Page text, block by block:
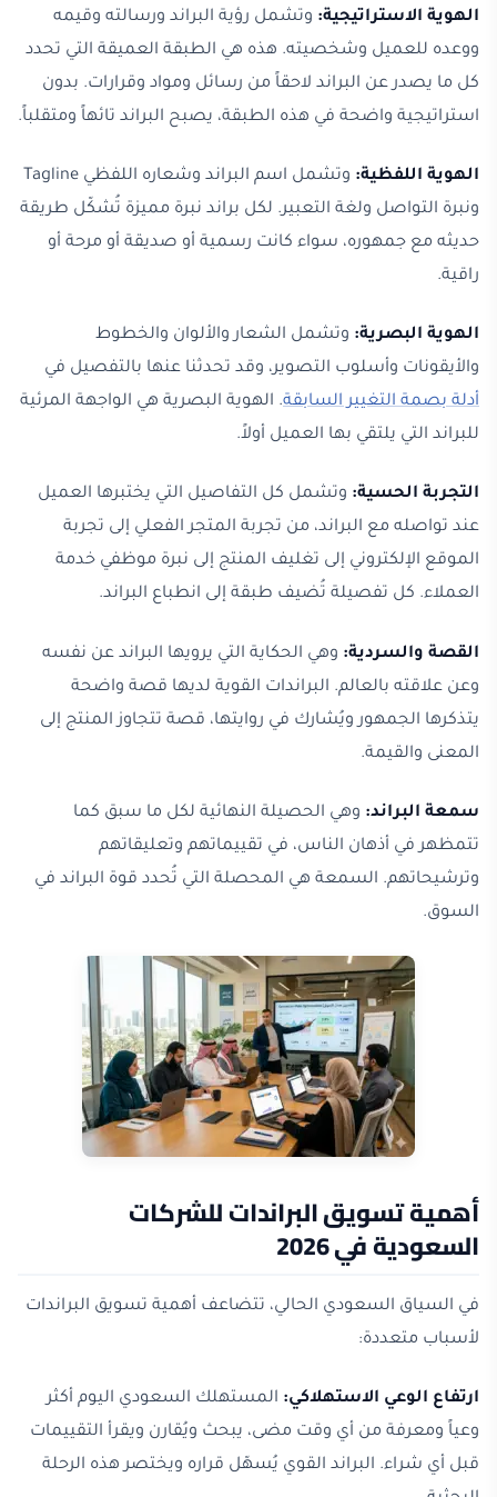
الهوية الاستراتيجية: وتشمل رؤية البراند ورسالته وقيمه
ووعده للعميل وشخصيته. هذه هي الطبقة العميقة التي تحدد
كل ما يصدر عن البراند لاحقاً من رسائل ومواد وقرارات. بدون
استراتيجية واضحة في هذه الطبقة، يصبح البراند تائهاً ومتقلباً.
الهوية اللفظية:
وتشمل اسم البراند وشعاره اللفظي Tagline
ونبرة التواصل ولغة التعبير. لكل براند نبرة مميزة تُشكّل طريقة
حديثه مع جمهوره، سواء كانت رسمية أو صديقة أو مرحة أو
راقية.
الهوية البصرية: وتشمل الشعار والألوان والخطوط
والأيقونات وأسلوب التصوير، وقد تحدثنا عنها بالتفصيل في
أدلة بصمة التغيير السابقة. الهوية البصرية هي الواجهة المرئية
للبراند التي يلتقي بها العميل أولاً.
التجربة الحسية: وتشمل كل التفاصيل التي يختبرها العميل
عند تواصله مع البراند، من تجربة المتجر الفعلي إلى تجربة
الموقع الإلكتروني إلى تغليف المنتج إلى نبرة موظفي خدمة
العملاء. كل تفصيلة تُضيف طبقة إلى انطباع البراند.
القصة والسردية: وهي الحكاية التي يرويها البراند عن نفسه
وعن علاقته بالعالم. البراندات القوية لديها قصة واضحة
يتذكرها الجمهور ويُشارك في روايتها، قصة تتجاوز المنتج إلى
المعنى والقيمة.
سمعة البراند: وهي الحصيلة النهائية لكل ما سبق كما
تتمظهر في أذهان الناس، في تقييماتهم وتعليقاتهم
وترشيحاتهم. السمعة هي المحصلة التي تُحدد قوة البراند في
السوق.
أهمية تسويق البراندات للشركات
السعودية في 2026
في السياق السعودي الحالي، تتضاعف أهمية تسويق البراندات
لأسباب متعددة:
ارتفاع الوعي الاستهلاكي: المستهلك السعودي اليوم أكثر
وعياً ومعرفة من أي وقت مضى، يبحث ويُقارن ويقرأ التقييمات
قبل أي شراء. البراند القوي يُسهّل قراره ويختصر هذه الرحلة